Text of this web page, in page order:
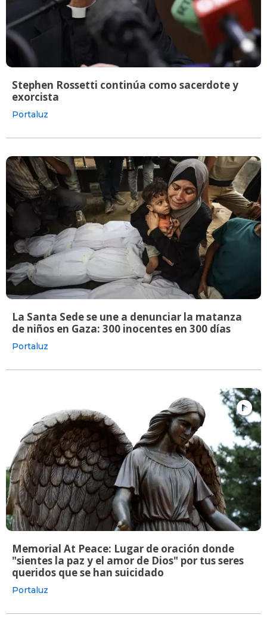
Stephen Rossetti continúa como sacerdote y
exorcista
Portaluz
La Santa Sede se une a denunciar la matanza
de niños en Gaza: 300 inocentes en 300 días
Portaluz
Memorial At Peace: Lugar de oración donde
"sientes la paz y el amor de Dios" por tus seres
queridos que se han suicidado
Portaluz